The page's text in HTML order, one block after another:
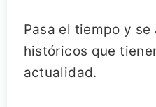
Pasa el tiempo y
históricos que
actualidad.